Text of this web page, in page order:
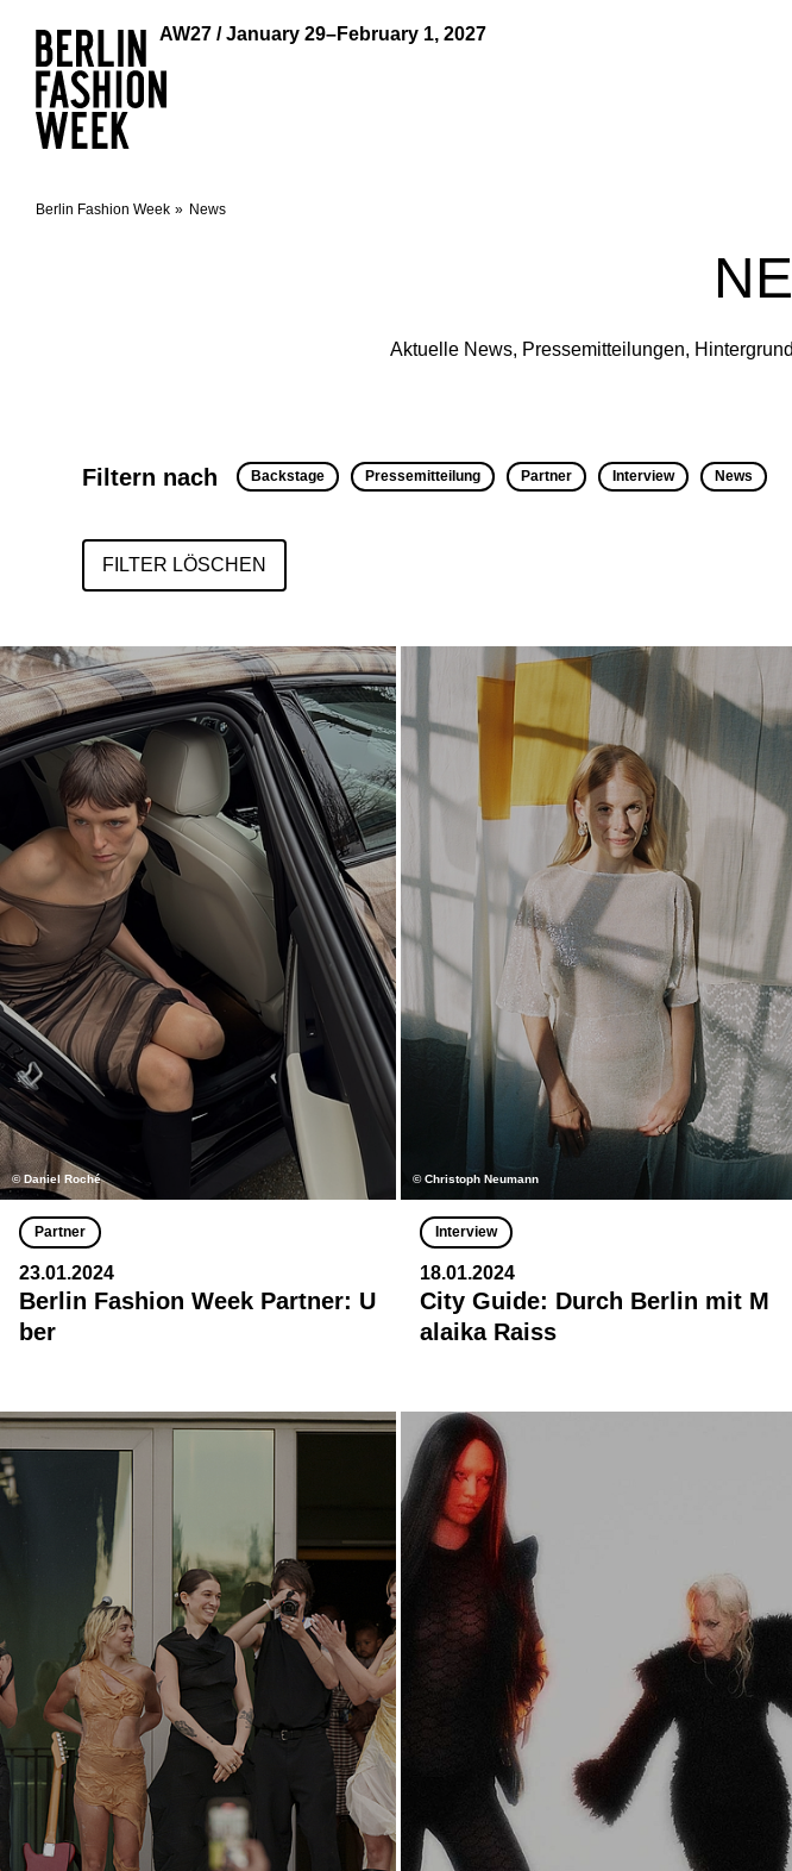
AW27 / January 29–February 1, 2027
Berlin Fashion Week News
Aktuelle News, Pressemitteilungen,
Filtern nach Backstage Pressemitteilung Partner Interview News
FILTER LÖSCHEN
© Daniel Roché
Partner
23.01.2024
Berlin Fashion Week Partner: U
ber
© Christoph Neumann
Interview
18.01.2024
City Guide: Durch Berlin mit M
alaika Raiss